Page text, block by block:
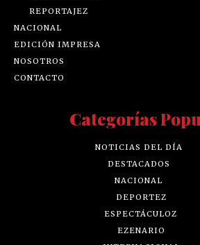
REPORTAJEZ
NACIONAL
EDICIÓN IMPRESA
NOSOTROS
CONTACTO
Categorías
NOTICIAS DEL DÍA
DESTACADOS
NACIONAL
DEPORTEZ
ESPECTÁCULOZ
EZENARIO